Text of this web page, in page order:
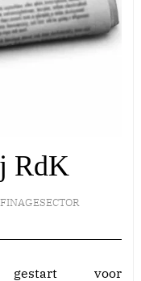
RdK
gestart voor